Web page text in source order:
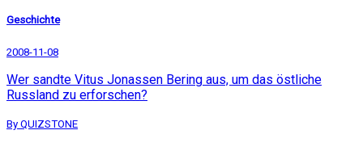
Geschichte
2008-11-08
Wer sandte Vitus Jonassen Bering aus, um das östliche
Russland zu erforschen?
By QUIZSTONE